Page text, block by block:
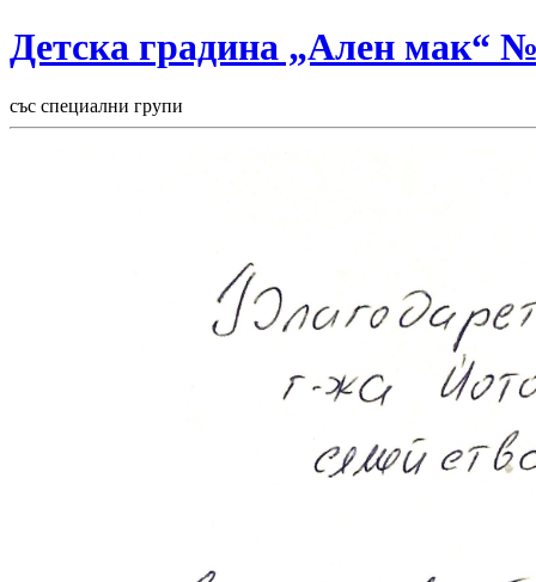
Детска градина „Ален мак“
със специални групи